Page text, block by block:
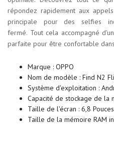
répondez rapidement aux
principale pour des selfies
fermé. Tout cela accompagné
parfaite pour être confortable
Marque : OPPO
Nom de modèle : Find N2
Système d'exploitation :
Capacité de stockage de la
Taille de l'écran : 6,8 Pouces
Taille de la mémoire RAM